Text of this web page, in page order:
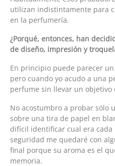
utilizan indistintamente para
en la perfumería.
¿Porqué, entonces, han
de diseño, impresión y
En principio puede parecer
pero cuando yo acudo a una
perfume sin llevar un objetivo
No acostumbro a probar sólo
sobre una tira de papel en
difícil identificar cual era cada
seguridad me quedaré con
final porque su aroma es el
memoria.